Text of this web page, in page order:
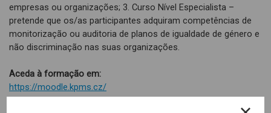
empresas ou organizações; 3. Curso Nível Especialista –
pretende que os/as participantes adquiram competências de
monitorização ou auditoria de planos de igualdade de género e
não discriminação nas suas organizações.
Aceda à formação em:
https://moodle.kpms.cz/